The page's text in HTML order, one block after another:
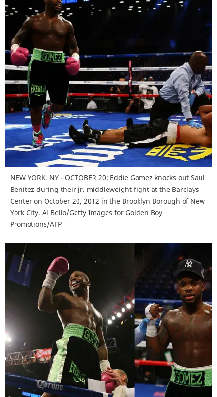
NEW YORK, NY - OCTOBER 20: Eddie Gomez knocks out Saul
Benitez during their jr. middleweight fight at the Barclays
Center on October 20, 2012 in the Brooklyn Borough of New
York City. Al Bello/Getty Images for Golden Boy
Promotions/AFP